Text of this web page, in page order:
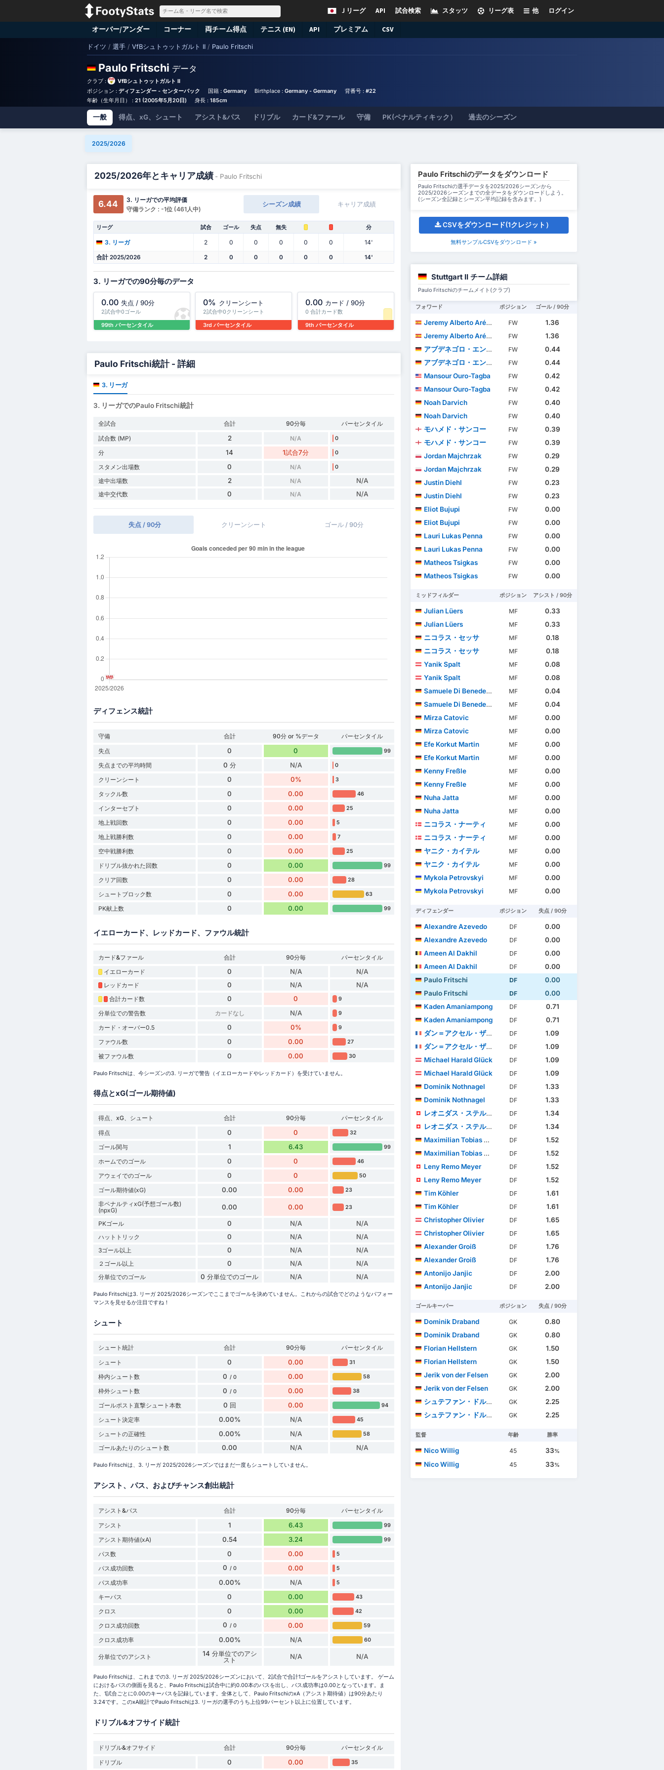
ログイン
他
リーグ表
スタッツ
試合検索
API
Ｊリーグ
オーバー/アンダー コーナー 両チーム得点 テニス (EN) API プレミアム CSV
ドイツ / 選手 / VfBシュトゥットガルト II / Paulo Fritschi
Paulo Fritschi データ
クラブ :
VfBシュトゥットガルト II
ポジション : ディフェンダー - センターバック 国籍 :Germany Birthplace :Germany - Germany 背番号 : #22
年齢（生年月日） : 21 (2005年5月20日) 身長 :185cm
一般 得点、xG、シュート アシスト&パス ドリブル カード&ファール 守備 PK(ペナルティキック） 過去のシーズン
2025/2026
2025/2026年とキャリア成績 - Paulo Fritschi
6.44
3. リーガでの平均評価
守備ランク : -1位 (461人中)
シーズン成績 キャリア成績
リーグ 試合 ゴール 失点 無失 分
3. リーガ 2 0 0 0 0 0 14'
合計 2025/2026 2 0 0 0 0 0 14'
3. リーガでの90分毎のデータ
0.00 失点 / 90分
2試合中0ゴール
99th パーセンタイル
0% クリーンシート
2試合中0クリーンシート
3rd パーセンタイル
0.00 カード / 90分
0 合計カード数
9th パーセンタイル
Paulo Fritschi統計 - 詳細
3. リーガ
3. リーガでのPaulo Fritschi統計
全試合 合計 90分毎
パーセンタイル
試合数 (MP)
2 N/A 0
分 14 1試合7分 0
スタメン出場数 0 N/A 0
途中出場数 2 N/A N/A
途中交代数 0 N/A N/A
失点 / 90分 クリーンシート ゴール / 90分
ディフェンス統計
守備 合計 90分 or %データ
パーセンタイル
失点
0 0 99
失点までの平均時間 0 分 N/A 0
クリーンシート 0 0% 3
タックル数 0 0.00 46
インターセプト 0 0.00 25
地上戦回数 0 0.00 5
地上戦勝利数 0 0.00 7
空中戦勝利数 0 0.00 25
ドリブル抜かれた回数 0 0.00 99
クリア回数 0 0.00 28
シュートブロック数 0 0.00 63
PK献上数 0 0.00 99
イエローカード、レッドカード、ファウル統計
カード&ファール 合計 90分毎
パーセンタイル
イエローカード
0 N/A N/A
レッドカード 0 N/A N/A
合計カード数 0 0 9
分単位での警告数 カードなし N/A 9
カード・オーバー0.5 0 0% 9
ファウル数 0 0.00 27
被ファウル数 0 0.00 30
Paulo Fritschiは、今シーズンの3. リーガで警告（イエローカードやレッドカード）を受けていません。
得点とxG(ゴール期待値)
得点、xG、シュート 合計 90分毎
パーセンタイル
得点
0 0 32
ゴール関与 1 6.43 99
ホームでのゴール 0 0 46
アウェイでのゴール 0 0 50
ゴール期待値(xG) 0.00 0.00 23
非ペナルティxG(予想ゴール数)
(npxG)
0.00 0.00 23
PKゴール 0 N/A N/A
ハットトリック 0 N/A N/A
3ゴール以上 0 N/A N/A
２ゴール以上 0 N/A N/A
分単位でのゴール 0 分単位でのゴール N/A N/A
Paulo Fritschiは3. リーガ 2025/2026シーズンでここまでゴールを決めていません。これからの試合でどのようなパフォー
マンスを見せるか注目ですね！
シュート
シュート統計 合計 90分毎
パーセンタイル
シュート
0 0.00 31
枠内シュート数 0 / 0 0.00 58
枠外シュート数 0 / 0 0.00 38
ゴールポスト直撃シュート本数 0 回 0.00 94
シュート決定率 0.00% N/A 45
シュートの正確性 0.00% N/A 58
ゴールあたりのシュート数 0.00 N/A N/A
Paulo Fritschiは、3. リーガ 2025/2026シーズンではまだ一度もシュートしていません。
アシスト、パス、およびチャンス創出統計
アシスト&パス 合計 90分毎
パーセンタイル
アシスト
1 6.43 99
アシスト期待値(xA) 0.54 3.24 99
パス数 0 0.00 5
パス成功回数 0 / 0 0.00 5
パス成功率 0.00% N/A 5
キーパス 0 0.00 43
クロス 0 0.00 42
クロス成功回数 0 / 0 0.00 59
クロス成功率 0.00% N/A 60
分単位でのアシスト
14 分単位でのアシ
スト
N/A N/A
Paulo Fritschiは、これまでの3. リーガ 2025/2026シーズンにおいて、2試合で合計1ゴールをアシストしています。 ゲーム
におけるパスの側面を見ると、Paulo Fritschiは試合中に約0.00本のパスを出し、パス成功率は0.00となっています。ま
た、1試合ごとに0.00のキーパスを記録しています。全体として、Paulo FritschiのxA（アシスト期待値）は90分あたり
3.24です。このxA統計でPaulo Fritschiは3. リーガの選手のうち上位99パーセント以上に位置しています。
ドリブル&オフサイド統計
ドリブル&オフサイド 合計 90分毎
パーセンタイル
ドリブル
0 0.00 35
Paulo Fritschiのデータをダウンロード
Paulo Fritschiの選手データを2025/2026シーズンから
2025/2026シーズンまでの全データをダウンロードしよう。
(シーズン全記録とシーズン平均記録を含みます。)
CSVをダウンロード(1クレジット）
無料サンプルCSVをダウンロード »
Stuttgart II チーム詳細
Paulo Fritschiのチームメイト(クラブ)
フォワード ポジション ゴール / 90分
Jeremy Alberto Arévalo Mera FW
1.36
Jeremy Alberto Arévalo Mera
FW
1.36
アブデネゴロ・エンローラ・ナンキシ
FW
0.44
アブデネゴロ・エンローラ・ナンキシ
FW
0.44
Mansour Ouro-Tagba
FW
0.42
Mansour Ouro-Tagba
FW
0.42
Noah Darvich
FW
0.40
Noah Darvich
FW
0.40
モハメド・サンコー
FW
0.39
モハメド・サンコー
FW
0.39
Jordan Majchrzak
FW
0.29
Jordan Majchrzak
FW
0.29
Justin Diehl
FW
0.23
Justin Diehl
FW
0.23
Eliot Bujupi
FW
0.00
Eliot Bujupi
FW
0.00
Lauri Lukas Penna
FW
0.00
Lauri Lukas Penna
FW
0.00
Matheos Tsigkas
FW
0.00
Matheos Tsigkas
FW 0.00
ミッドフィルダー ポジション アシスト / 90分
Julian Lüers MF
0.33
Julian Lüers
MF
0.33
ニコラス・セッサ
MF
0.18
ニコラス・セッサ
MF
0.18
Yanik Spalt
MF
0.08
Yanik Spalt
MF
0.08
Samuele Di Benedetto
MF
0.04
Samuele Di Benedetto
MF
0.04
Mirza Catovic
MF
0.00
Mirza Catovic
MF
0.00
Efe Korkut Martin
MF
0.00
Efe Korkut Martin
MF
0.00
Kenny Freßle
MF
0.00
Kenny Freßle
MF
0.00
Nuha Jatta
MF
0.00
Nuha Jatta
MF
0.00
ニコラス・ナーティ
MF
0.00
ニコラス・ナーティ
MF
0.00
ヤニク・カイテル
MF
0.00
ヤニク・カイテル
MF
0.00
Mykola Petrovskyi
MF
0.00
Mykola Petrovskyi
MF 0.00
ディフェンダー ポジション 失点 / 90分
Alexandre Azevedo DF
0.00
Alexandre Azevedo
DF
0.00
Ameen Al Dakhil
DF
0.00
Ameen Al Dakhil
DF
0.00
Paulo Fritschi
DF
0.00
Paulo Fritschi
DF
0.00
Kaden Amaniampong
DF
0.71
Kaden Amaniampong
DF
0.71
ダン＝アクセル・ザガドゥ
DF
1.09
ダン＝アクセル・ザガドゥ
DF
1.09
Michael Harald Glück
DF
1.09
Michael Harald Glück
DF
1.09
Dominik Nothnagel
DF
1.33
Dominik Nothnagel
DF
1.33
レオニダス・ステルギウ
DF
1.34
レオニダス・ステルギウ
DF
1.34
Maximilian Tobias Herwerth
DF
1.52
Maximilian Tobias Herwerth
DF
1.52
Leny Remo Meyer
DF
1.52
Leny Remo Meyer
DF
1.52
Tim Köhler
DF
1.61
Tim Köhler
DF
1.61
Christopher Olivier
DF
1.65
Christopher Olivier
DF
1.65
Alexander Groiß
DF
1.76
Alexander Groiß
DF
1.76
Antonijo Janjic
DF
2.00
Antonijo Janjic
DF 2.00
ゴールキーパー ポジション 失点 / 90分
Dominik Draband GK
0.80
Dominik Draband
GK
0.80
Florian Hellstern
GK
1.50
Florian Hellstern
GK
1.50
Jerik von der Felsen
GK
2.00
Jerik von der Felsen
GK
2.00
シュテファン・ドルリャーカ
GK
2.25
シュテファン・ドルリャーカ
GK 2.25
監督 年齢 勝率
Nico Willig 45 33%
Nico Willig 45 33%